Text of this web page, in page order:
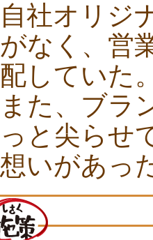
自社オリジ
がなく、営
配していた
また、ブラ
っと尖らせ
想いがあっ